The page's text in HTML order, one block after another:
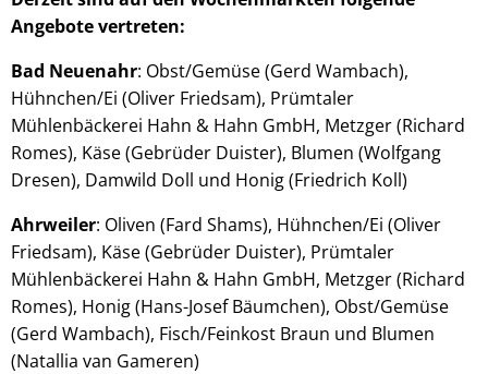
Angebote vertreten:
Bad Neuenahr: Obst/Gemüse (Gerd Wambach),
Hühnchen/Ei (Oliver Friedsam), Prümtaler
Mühlenbäckerei Hahn & Hahn GmbH, Metzger (Richard
Romes), Käse (Gebrüder Duister), Blumen (Wolfgang
Dresen), Damwild Doll und Honig (Friedrich Koll)
Ahrweiler: Oliven (Fard Shams), Hühnchen/Ei (Oliver
Friedsam), Käse (Gebrüder Duister), Prümtaler
Mühlenbäckerei Hahn & Hahn GmbH, Metzger (Richard
Romes), Honig (Hans-Josef Bäumchen), Obst/Gemüse
(Gerd Wambach), Fisch/Feinkost Braun und Blumen
(Natallia van Gameren)